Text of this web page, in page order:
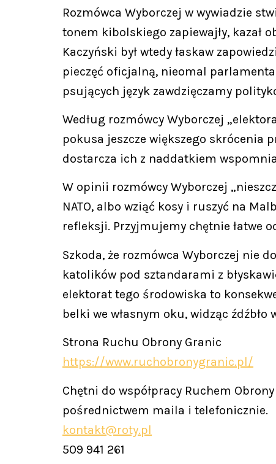
Rozmówca Wyborczej w wywiadzie
tonem kibolskiego zapiewajły, kazał
Kaczyński był wtedy łaskaw
pieczęć oficjalną, nieomal
psujących język zawdzięczamy
Według rozmówcy Wyborczej
pokusa jeszcze większego skrócenia
dostarcza ich z naddatkiem
W opinii rozmówcy Wyborczej
NATO, albo wziąć kosy i ruszyć na
refleksji. Przyjmujemy chętnie łatwe
Szkoda, że rozmówca Wyborczej nie
katolików pod sztandarami z
elektorat tego środowiska to
belki we własnym oku, widząc źdźbło
Strona Ruchu Obrony Granic
https://www.ruchobronygranic.pl/
Chętni do współpracy Ruchem
pośrednictwem maila i telefonicznie.
kontakt@roty.pl
509 941 261